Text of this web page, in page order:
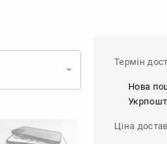
Термін
Нова
Ціна